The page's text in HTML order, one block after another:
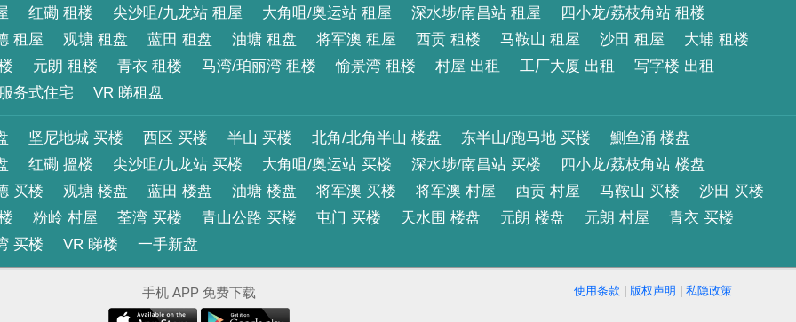
红磡 租楼 尖沙咀/九龙站 租屋 大角咀/奥运站 租屋 深水埗/南昌站 租屋
四小龙/荔枝角站 租楼
租屋
观塘 租盘 蓝田 租盘 油塘 租盘 将军澳 租屋 西贡 租楼 马鞍山 租屋 沙田 租屋
大埔 租楼
元朗 租楼 青衣 租楼 马湾/珀丽湾 租楼 愉景湾 租楼 村屋 出租 工厂大厦 出租
写字楼 出租
务式住宅
VR 睇租盘
坚尼地城 买楼 西区 买楼 半山 买楼 北角/北角半山 楼盘 东半山/跑马地 买楼
鰂鱼涌 楼盘
红磡 搵楼 尖沙咀/九龙站 买楼 大角咀/奥运站 买楼 深水埗/南昌站 买楼
四小龙/荔枝角站 楼盘
买楼
观塘 楼盘 蓝田 楼盘 油塘 楼盘 将军澳 买楼 将军澳 村屋 西贡 村屋 马鞍山 买楼
沙田 买楼
粉岭 村屋 荃湾 买楼 青山公路 买楼 屯门 买楼 天水围 楼盘 元朗 楼盘 元朗 村屋
青衣 买楼
买楼
VR 睇楼 一手新盘
手机 APP 免费下载 使用条款 | 版权声明 | 私隐政策